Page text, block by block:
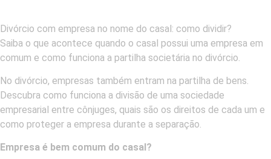
Divórcio com empresa no nome do casal: como dividir?
Saiba o que acontece quando o casal possui uma empresa em
comum e como funciona a partilha societária no divórcio.
No divórcio, empresas também entram na partilha de bens.
Descubra como funciona a divisão de uma sociedade
empresarial entre cônjuges, quais são os direitos de cada um e
como proteger a empresa durante a separação.
Empresa é bem comum do casal?